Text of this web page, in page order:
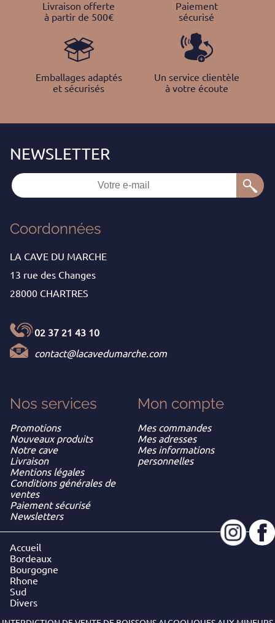
Livraison offerte
à partir de 500€
Paiement
sécurisé
Emballages adaptés
et sécurisés
Un service clientèle
à votre écoute
Coordonnées
LA CAVE DU MARCHE
13 rue des Changes
28000 CHARTRES
02 37 21 43 10
contact@lacavedumarche.com
Nos services
Promotions
Nouveaux produits
Notre cave
Livraison
Mentions légales
Conditions générales de
ventes
Paiement sécurisé
Newsletters
Mon compte
Mes commandes
Mes adresses
Mes informations
personnelles
Accueil
Bordeaux
Bourgogne
Rhone
Sud
Divers